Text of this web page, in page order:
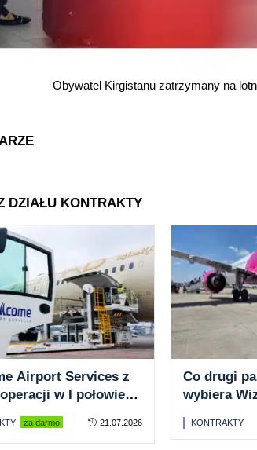
Obywatel Kirgistanu zatrzymany na
DZIAŁU KONTRAKTY
Airport Services z
w I połowie
za darmo 21.07.2026
Co drugi
wybiera
samolotów
KONTRAKTY